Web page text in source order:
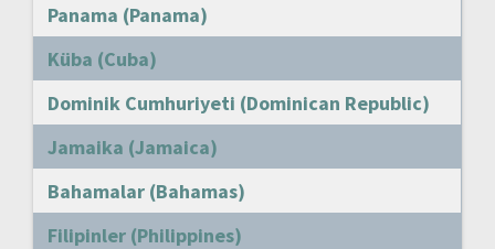
Panama (Panama)
Küba (Cuba)
Dominik Cumhuriyeti (Dominican Republic)
Jamaika (Jamaica)
Bahamalar (Bahamas)
Filipinler (Philippines)